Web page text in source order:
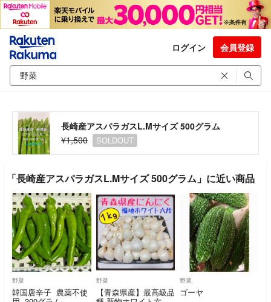
ログイン 会員登録
長崎産アスパラガスL.Mサイズ 500グラム
¥1,500
SOLDOUT
「長崎産アスパラガスL.Mサイズ 500グラム」に近い商品
野菜
韓国唐辛子 農薬不使
野菜
【青森県産】最高級品
野菜
ゴーヤ